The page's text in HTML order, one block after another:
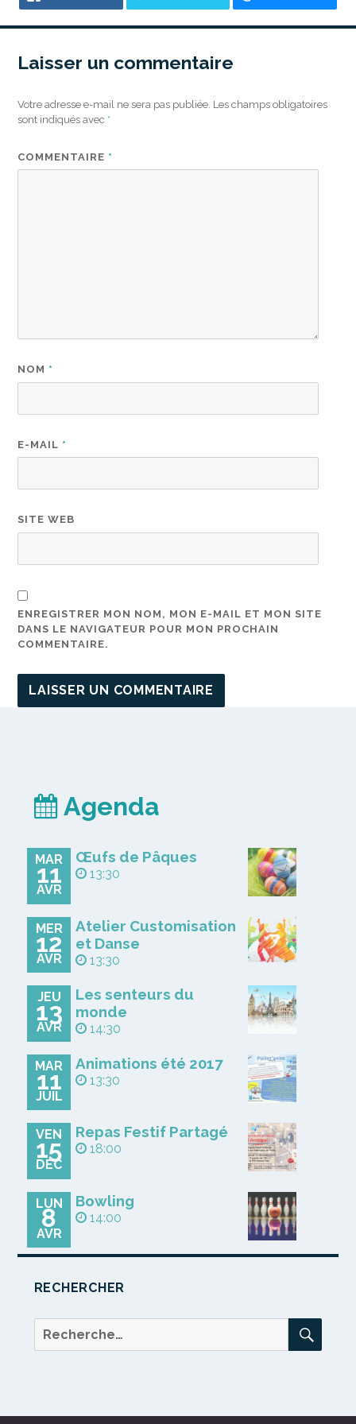
Laisser un commentaire
Votre adresse e-mail ne sera pas publiée. Les champs obligatoires
sont indiqués avec *
COMMENTAIRE *
NOM *
E-MAIL *
SITE WEB
ENREGISTRER MON NOM, MON E-MAIL ET MON SITE
DANS LE NAVIGATEUR POUR MON PROCHAIN
COMMENTAIRE.
Agenda
MAR
11
AVR
Œufs de Pâques
13:30
MER
12
AVR
Atelier Customisation
et Danse
13:30
JEU
13
AVR
Les senteurs du
monde
14:30
MAR
11
JUIL
Animations été 2017
13:30
VEN
15
DÉC
Repas Festif Partagé
18:00
LUN
8
AVR
Bowling
14:00
RECHERCHER
Recherche